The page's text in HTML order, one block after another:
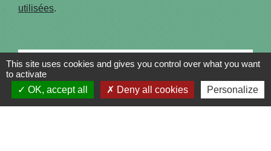
utilisées.
Textes de référence
This site uses cookies and gives you control over what you want
to activate
OK, accept all
Deny all cookies Personalize